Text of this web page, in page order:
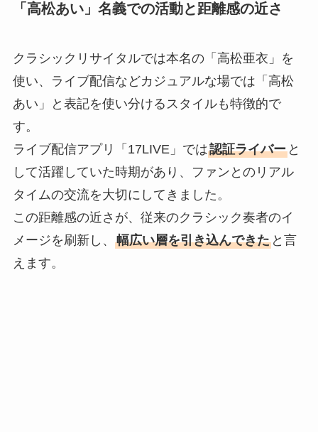
「高松あい」名義での活動と距離感の近さ
クラシックリサイタルでは本名の「高松亜衣」を
使い、ライブ配信などカジュアルな場では「高松
あい」と表記を使い分けるスタイルも特徴的で
す。
ライブ配信アプリ「17LIVE」では認証ライバーと
して活躍していた時期があり、ファンとのリアル
タイムの交流を大切にしてきました。
この距離感の近さが、従来のクラシック奏者のイ
メージを刷新し、 幅広い層を引き込んできたと言
えます。